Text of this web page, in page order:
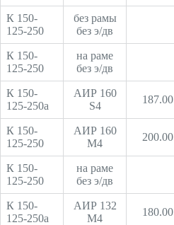
К 150-
125-250
без рамы
без э/дв
К 150-
125-250
на раме
без э/дв
К 150-
125-250а
АИР 160
S4
187.00
К 150-
125-250
АИР 160
М4
200.00
К 150-
125-250
на раме
без э/дв
К 150-
125-250а
АИР 132
М4
180.00